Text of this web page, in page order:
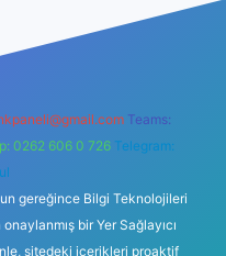
elexbetgiris.org
Teams:
0262 606 0 726 Telegram:
gereğince Bilgi Teknolojileri
bir Yer Sağlayıcı
sitedeki içerikleri proaktif